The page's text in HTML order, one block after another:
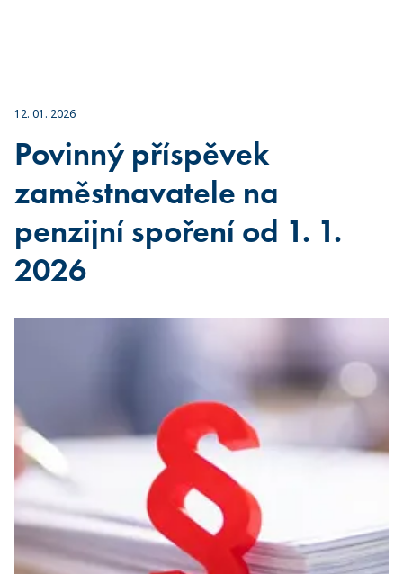
12. 01. 2026
Povinný příspěvek
zaměstnavatele na
penzijní spoření od 1. 1.
2026